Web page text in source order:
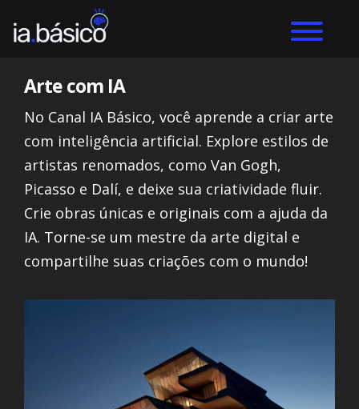
Arte com IA
No Canal IA Básico, você aprende a criar arte
com inteligência artificial. Explore estilos de
artistas renomados, como Van Gogh,
Picasso e Dalí, e deixe sua criatividade fluir.
Crie obras únicas e originais com a ajuda da
IA. Torne-se um mestre da arte digital e
compartilhe suas criações com o mundo!